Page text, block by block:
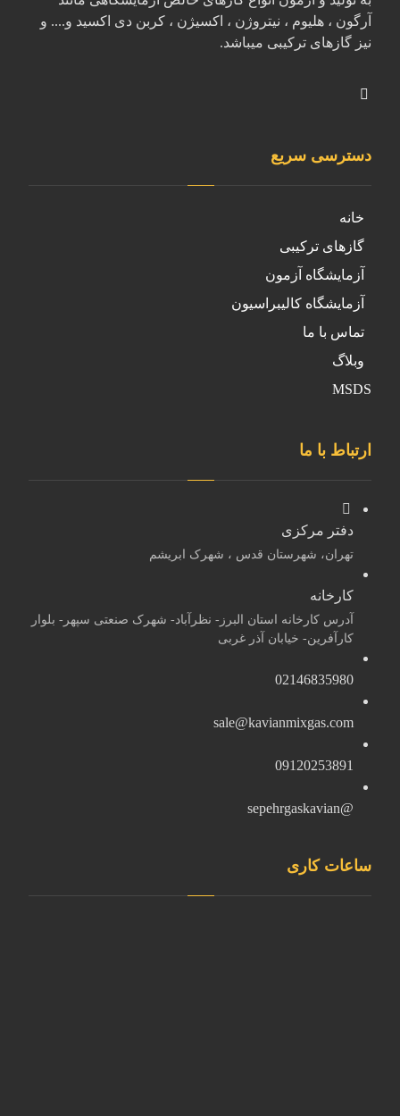
آرگون ، هلیوم ، نیتروژن ، اکسیژن ، کربن دی اکسید و.... و
نیز گازهای ترکیبی میباشد.
دسترسی سریع
خانه
گازهای ترکیبی
آزمایشگاه آزمون
آزمایشگاه کالیبراسیون
تماس با ما
وبلاگ
MSDS
ارتباط با ما
دفتر مرکزی
تهران، شهرستان قدس ، شهرک ابریشم
کارخانه
آدرس کارخانه استان البرز- نظرآباد- شهرک صنعتی سپهر- بلوار
کارآفرین- خیابان آذر غربی
02146835980
sale@kavianmixgas.com
09120253891
@sepehrgaskavian
ساعات کاری